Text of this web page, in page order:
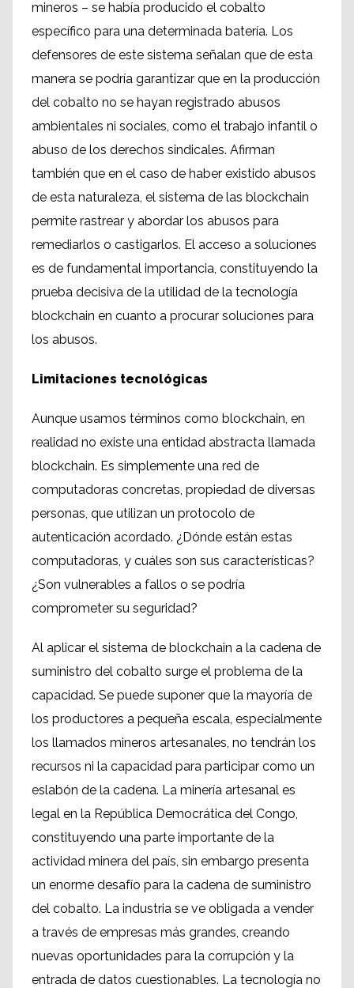
mineros – se había producido el cobalto
específico para una determinada batería. Los
defensores de este sistema señalan que de esta
manera se podría garantizar que en la producción
del cobalto no se hayan registrado abusos
ambientales ni sociales, como el trabajo infantil o
abuso de los derechos sindicales. Afirman
también que en el caso de haber existido abusos
de esta naturaleza, el sistema de las blockchain
permite rastrear y abordar los abusos para
remediarlos o castigarlos. El acceso a soluciones
es de fundamental importancia, constituyendo la
prueba decisiva de la utilidad de la tecnología
blockchain en cuanto a procurar soluciones para
los abusos.
Limitaciones tecnológicas
Aunque usamos términos como blockchain, en
realidad no existe una entidad abstracta llamada
blockchain. Es simplemente una red de
computadoras concretas, propiedad de diversas
personas, que utilizan un protocolo de
autenticación acordado. ¿Dónde están estas
computadoras, y cuáles son sus características?
¿Son vulnerables a fallos o se podría
comprometer su seguridad?
Al aplicar el sistema de blockchain a la cadena de
suministro del cobalto surge el problema de la
capacidad. Se puede suponer que la mayoría de
los productores a pequeña escala, especialmente
los llamados mineros artesanales, no tendrán los
recursos ni la capacidad para participar como un
eslabón de la cadena. La minería artesanal es
legal en la República Democrática del Congo,
constituyendo una parte importante de la
actividad minera del país, sin embargo presenta
un enorme desafío para la cadena de suministro
del cobalto. La industria se ve obligada a vender
a través de empresas más grandes, creando
nuevas oportunidades para la corrupción y la
entrada de datos cuestionables. La tecnología no